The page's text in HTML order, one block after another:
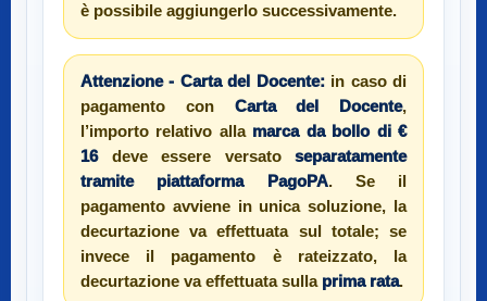
è possibile aggiungerlo successivamente.
Attenzione - Carta del Docente:in caso di
pagamento con Carta del Docente,
l’importo relativo alla marca da bollo di €
16deve essere versato separatamente
tramite piattaforma PagoPA. Se il
pagamento avviene in unica soluzione, la
decurtazione va effettuata sul totale; se
invece il pagamento è rateizzato, la
decurtazione va effettuata sulla prima rata.